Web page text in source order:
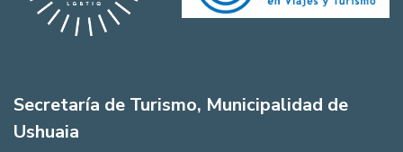
Secretaría de Turismo, Municipalidad de
Ushuaia